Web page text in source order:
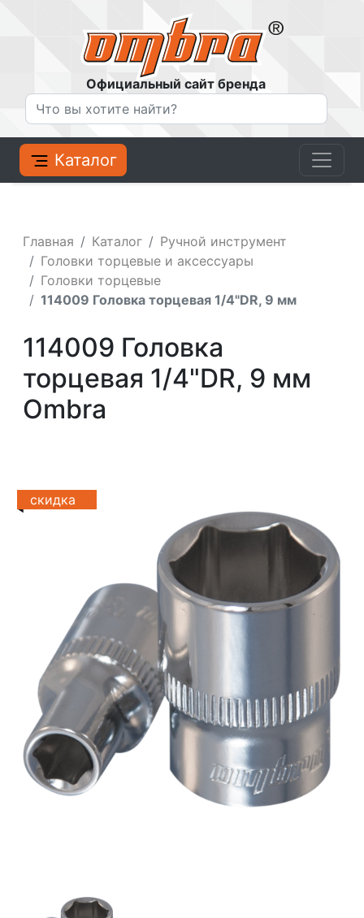
Официальный сайт бренда
Каталог
Главная Каталог
Ручной инструмент
Головки торцевые и аксессуары
Головки торцевые
114009 Головка торцевая 1/4"DR, 9 мм
114009 Головка
торцевая 1/4"DR, 9 мм
Ombra
скидка